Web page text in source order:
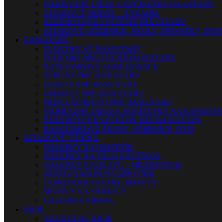
NÁHRADNÉ DIELY A SÚČIASTKY NA GITARY
GITAROVÝ SERVIS – NÁRADIE
BEZDRÔTOVÉ SYSTÉMY PRE GITARY
GITAROVÉ UČEBNICE, ŠKOLY, SPEVNÍKY, DVD
BASGITARY
ELEKTRICKÉ BASGITARY
ELEKTRO AKUSTICKÉ BASGITARY
BASGITAROVÉ ZOSILŇOVAČE
STRUNY PRE BASGITARY
EFEKTY PRE BASGITARY
SNÍMAČE PRE BASGITARY
PRÍSLUŠENSTVO PRE BASGITARY
NÁHRADNÉ DIELY A SÚČIASTKY NA
BEZDRÔTOVÉ SYSTÉMY PRE BASGITARY
BASGITAROVÉ ŠKOLY, UČEBNICE, DVD
GITAROVÝ TUNING
NÁLEPKY NA HMATNÍK
NÁLEPKY NA TELO NÁSTROJA
NÁLEPKY NA HLAVU – HEADSTOCK
NOTOVÁ MAPA NA HMATNÍK
LEMOVANIE GITARY, ROZETY
MOTÍVY NA SNÍMAČE
CUSTOM VÝROBA
BICIE
AKUSTICKÉ BICIE